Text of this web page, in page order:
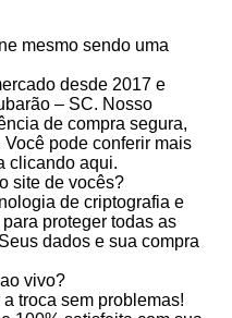
mesmo sendo uma
desde 2017 e
– SC. Nosso
de compra segura,
pode conferir mais
clicando aqui.
site de vocês?
de criptografia e
proteger todas as
dados e sua compra
vivo?
troca sem problemas!